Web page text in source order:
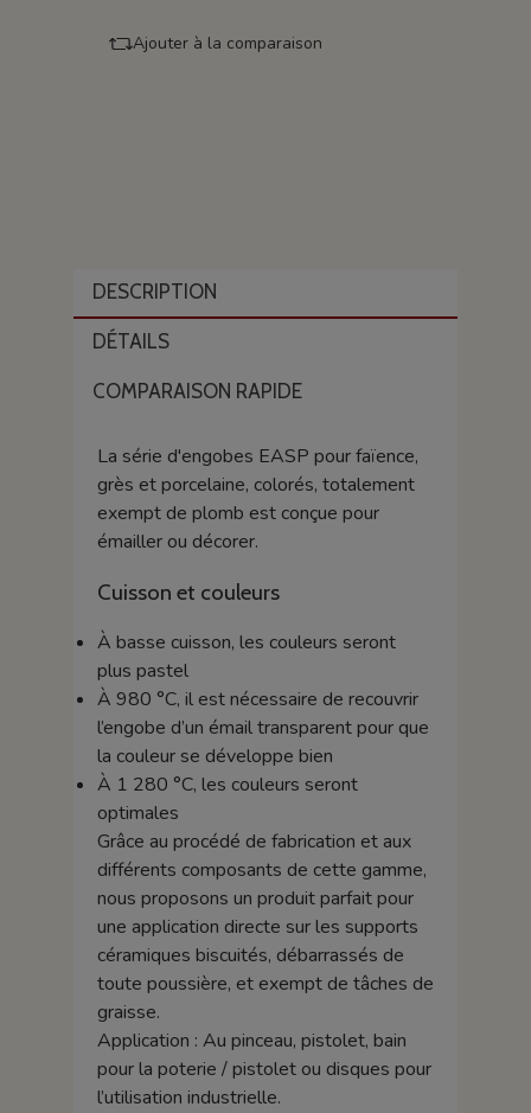
Ajouter à la comparaison
DESCRIPTION
DÉTAILS
COMPARAISON RAPIDE
La série d'engobes EASP pour faïence,
grès et porcelaine, colorés, totalement
exempt de plomb est conçue pour
émailler ou décorer.
Cuisson et couleurs
À basse cuisson, les couleurs seront
plus pastel
À 980 °C, il est nécessaire de recouvrir
l’engobe d’un émail transparent pour que
la couleur se développe bien
À 1 280 °C, les couleurs seront
optimales
Grâce au procédé de fabrication et aux
différents composants de cette gamme,
nous proposons un produit parfait pour
une application directe sur les supports
céramiques biscuités, débarrassés de
toute poussière, et exempt de tâches de
graisse.
Application : Au pinceau, pistolet, bain
pour la poterie / pistolet ou disques pour
l’utilisation industrielle.